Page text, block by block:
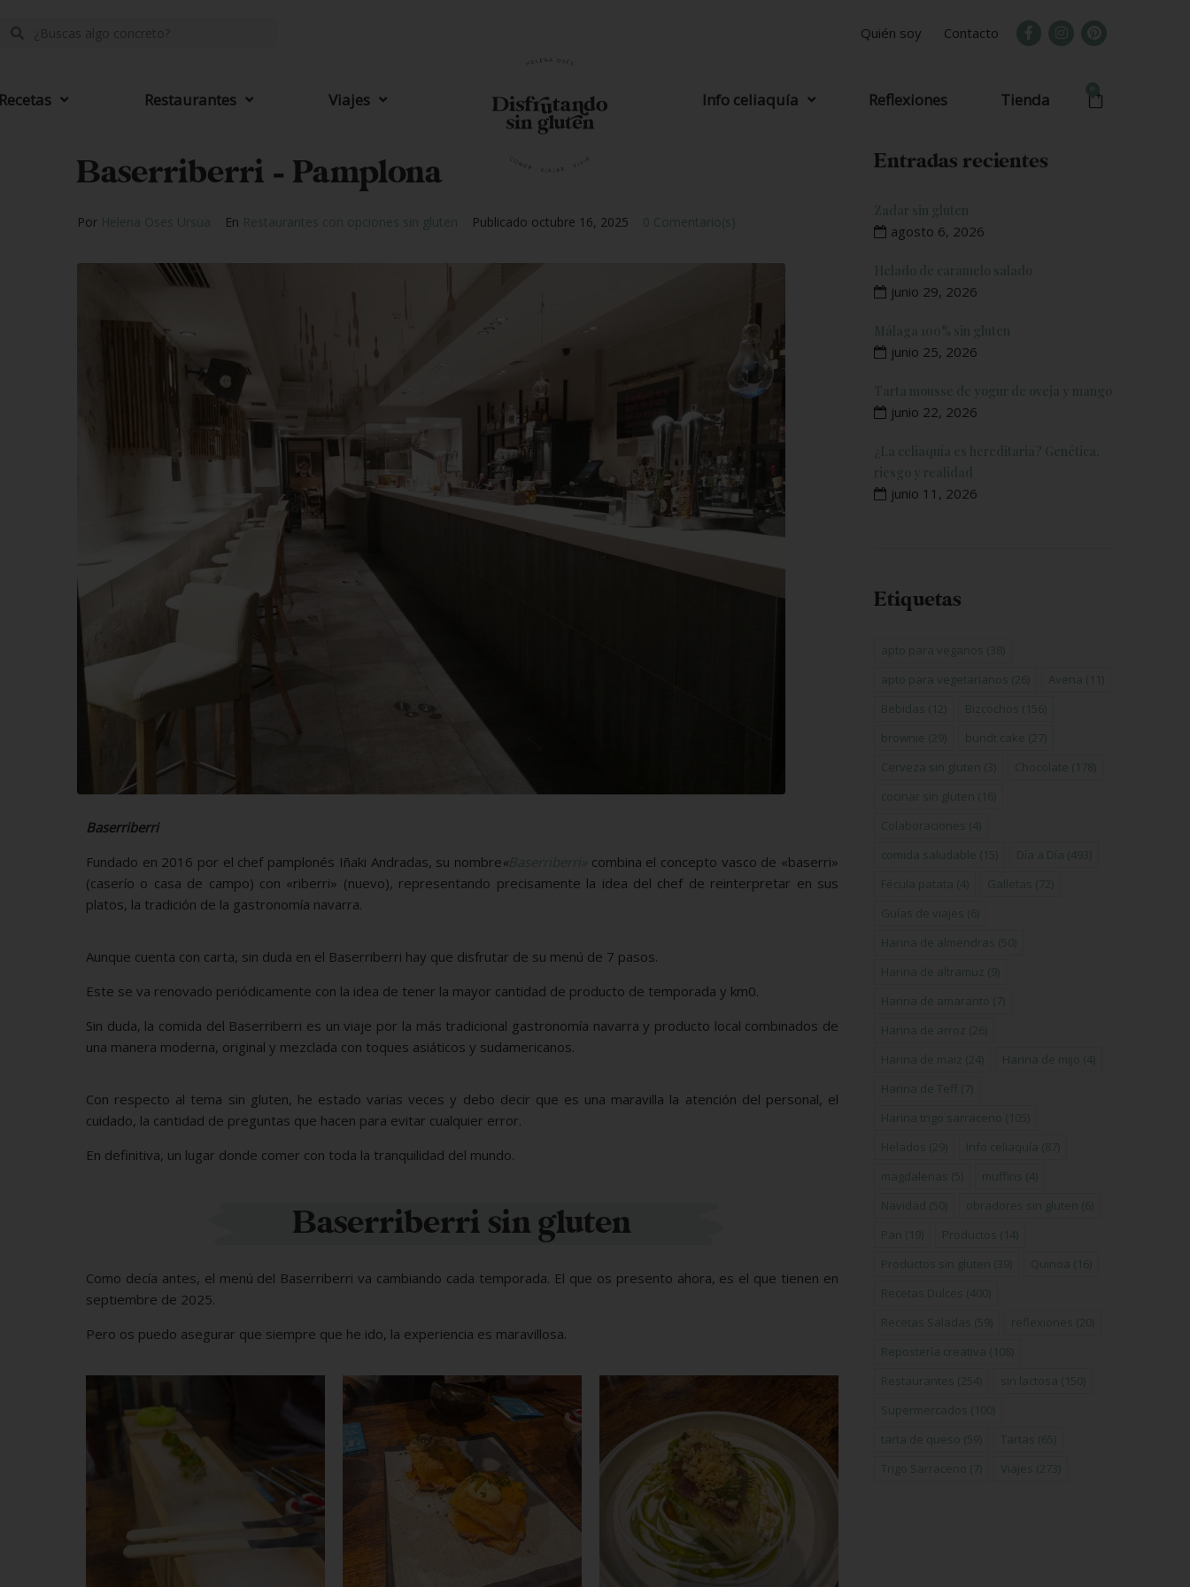
Quién soy Contacto
Restaurantes Viajes Info celiaquía Reflexiones Tienda
Baserriberri – Pamplona
Por Helena Oses Ursua En Restaurantes con opciones sin gluten Publicado octubre 16, 2025 0 Comentario(s)
Baserriberri
Fundado en 2016 por el chef pamplonés Iñaki Andradas, su nombre«Baserriberri»combina el concepto vasco de «baserri»
(caserío o casa de campo) con «riberri» (nuevo), representando precisamente la idea del chef de reinterpretar en sus
platos, la tradición de la gastronomía navarra.
Aunque cuenta con carta, sin duda en el Baserriberri hay que disfrutar de su menú de 7 pasos.
Este se va renovado periódicamente con la idea de tener la mayor cantidad de producto de temporada y km0.
Sin duda, la comida del Baserriberri es un viaje por la más tradicional gastronomía navarra y producto local combinados de
una manera moderna, original y mezclada con toques asiáticos y sudamericanos.
Con respecto al tema sin gluten, he estado varias veces y debo decir que es una maravilla la atención del personal, el
cuidado, la cantidad de preguntas que hacen para evitar cualquier error.
En definitiva, un lugar donde comer con toda la tranquilidad del mundo.
Baserriberri sin gluten
Como decía antes, el menú del Baserriberri va cambiando cada temporada. El que os presento ahora, es el que tienen en
septiembre de 2025.
Pero os puedo asegurar que siempre que he ido, la experiencia es maravillosa.
Entradas recientes
Zadar sin gluten
agosto 6, 2026
Helado de caramelo salado
junio 29, 2026
Málaga 100% sin gluten
junio 25, 2026
Tarta mousse de yogur de oveja y mango
junio 22, 2026
¿La celiaquía es hereditaria? Genética,
riesgo y realidad
junio 11, 2026
Etiquetas
apto para veganos (38)
apto para vegetarianos (26) Avena (11)
Bebidas (12) Bizcochos (156)
brownie (29) bundt cake (27)
Cerveza sin gluten (3) Chocolate (178)
cocinar sin gluten (16)
Colaboraciones (4)
comida saludable (15) Día a Día (493)
Fécula patata (4) Galletas (72)
Guías de viajes (6)
Harina de almendras (50)
Harina de altramuz (9)
Harina de amaranto (7)
Harina de arroz (26)
Harina de maiz (24) Harina de mijo (4)
Harina de Teff (7)
Harina trigo sarraceno (105)
Helados (29) Info celiaquía (87)
magdalenas (5) muffins (4)
Navidad (50) obradores sin gluten (6)
Pan (19) Productos (14)
Productos sin gluten (39) Quinoa (16)
Recetas Dulces (400)
Recetas Saladas (59) reflexiones (20)
Repostería creativa (108)
Restaurantes (254) sin lactosa (150)
Supermercados (100)
tarta de queso (59) Tartas (65)
Trigo Sarraceno (7) Viajes (273)